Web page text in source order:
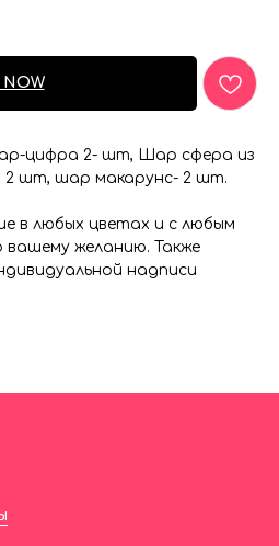
NOW
цифра 2- шт, Шар сфера из
2 шт, шар макарунс- 2 шт.
в любых цветах и с любым
желанию. Также
надписи